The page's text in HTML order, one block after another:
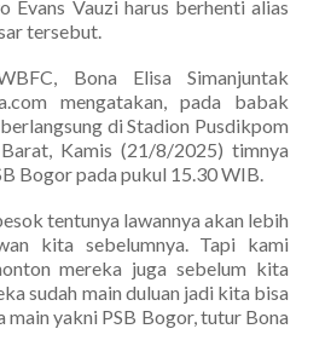
Evans Vauzi harus berhenti alias
tersebut.
Bona Elisa Simanjuntak
mengatakan, pada babak
di Stadion Pusdikpom
Kamis (21/8/2025) timnya
Bogor pada pukul 15.30 WIB.
tentunya lawannya akan lebih
kita sebelumnya. Tapi kami
mereka juga sebelum kita
sudah main duluan jadi kita bisa
main yakni PSB Bogor, tutur Bona